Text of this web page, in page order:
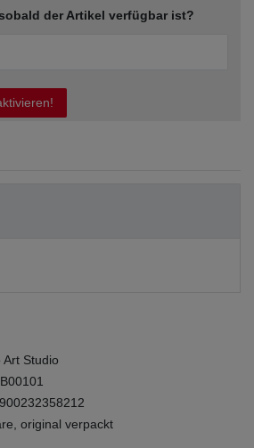
der Artikel verfügbar ist?
Art Studio
B00101
original verpackt